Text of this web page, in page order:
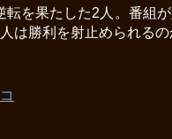
転を果たした2人。番組
は勝利を射止められるの